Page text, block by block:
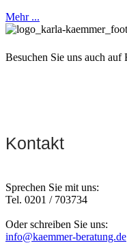
Mehr ...
Besuchen Sie uns auch
Kontakt
Sprechen Sie mit uns:
Tel. 0201 / 703734
Oder schreiben Sie uns:
info@kaemmer-beratung.de